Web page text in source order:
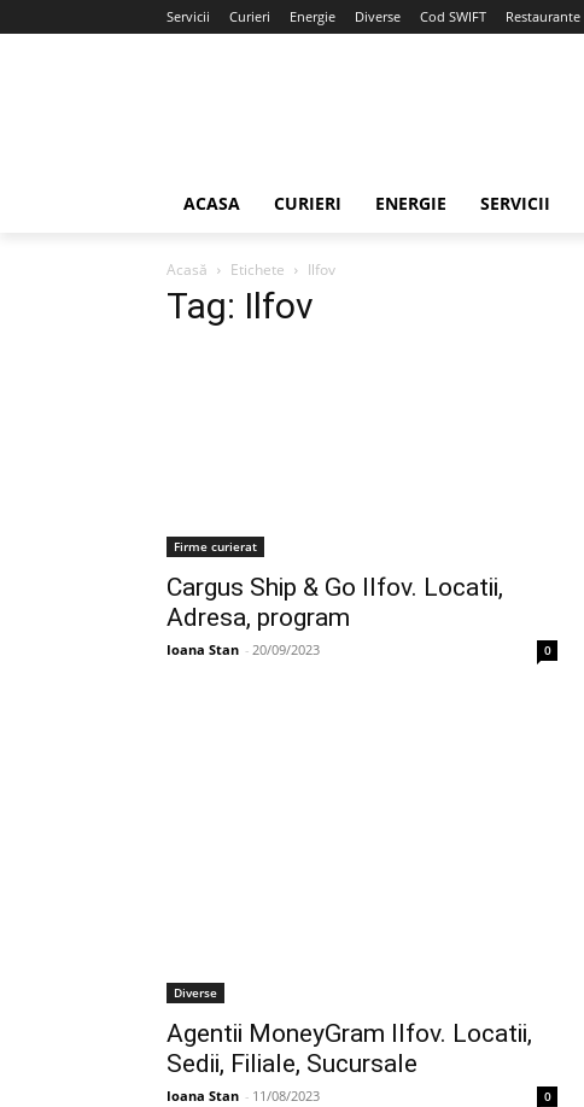
Servicii Curieri Energie Diverse Cod SWIFT Restaurante
ACASA CURIERI ENERGIE SERVICII
Acasă Etichete Ilfov
Tag: Ilfov
Firme curierat
Cargus Ship & Go Ilfov. Locatii,
Adresa, program
Ioana Stan - 20/09/2023 0
Diverse
Agentii MoneyGram Ilfov. Locatii,
Sedii, Filiale, Sucursale
Ioana Stan - 11/08/2023 0